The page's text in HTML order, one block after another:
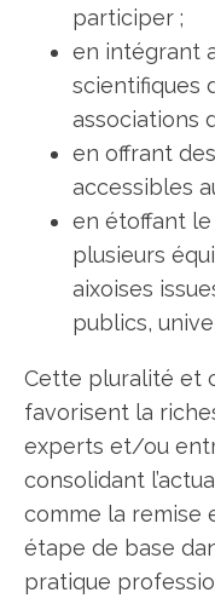
participer ;
en intégrant
scientifiques
associations
en offrant
accessibles
en étoffant
plusieurs
aixoises
publics,
Cette pluralité et
favorisent la
experts et/ou
consolidant
comme la remise
étape de base
pratique